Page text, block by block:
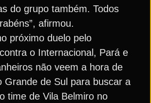
do grupo também. Todos
afirmou.
próximo duelo pelo
o Internacional, Pará e
não veem a hora de
Grande de Sul para buscar a
time de Vila Belmiro no